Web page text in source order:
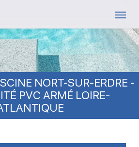
NORT-SUR-ERDRE -
PVC ARMÉ LOIRE-